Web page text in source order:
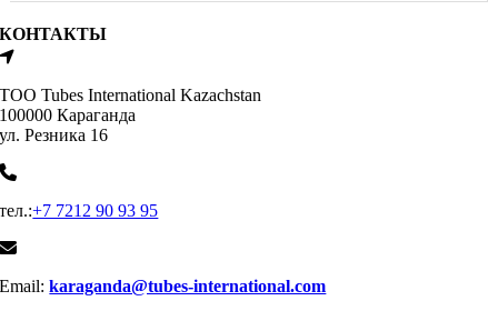
КОНТАКТЫ
ТОО Tubes International Kazachstan
100000 Караганда
ул. Резника 16
тел.:+7 7212 90 93 95
Email:karaganda@tubes-international.com